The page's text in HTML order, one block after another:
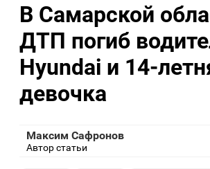
В Самарской
ДТП погиб
Hyundai и 14-
девочка
Максим Сафронов
Автор статьи